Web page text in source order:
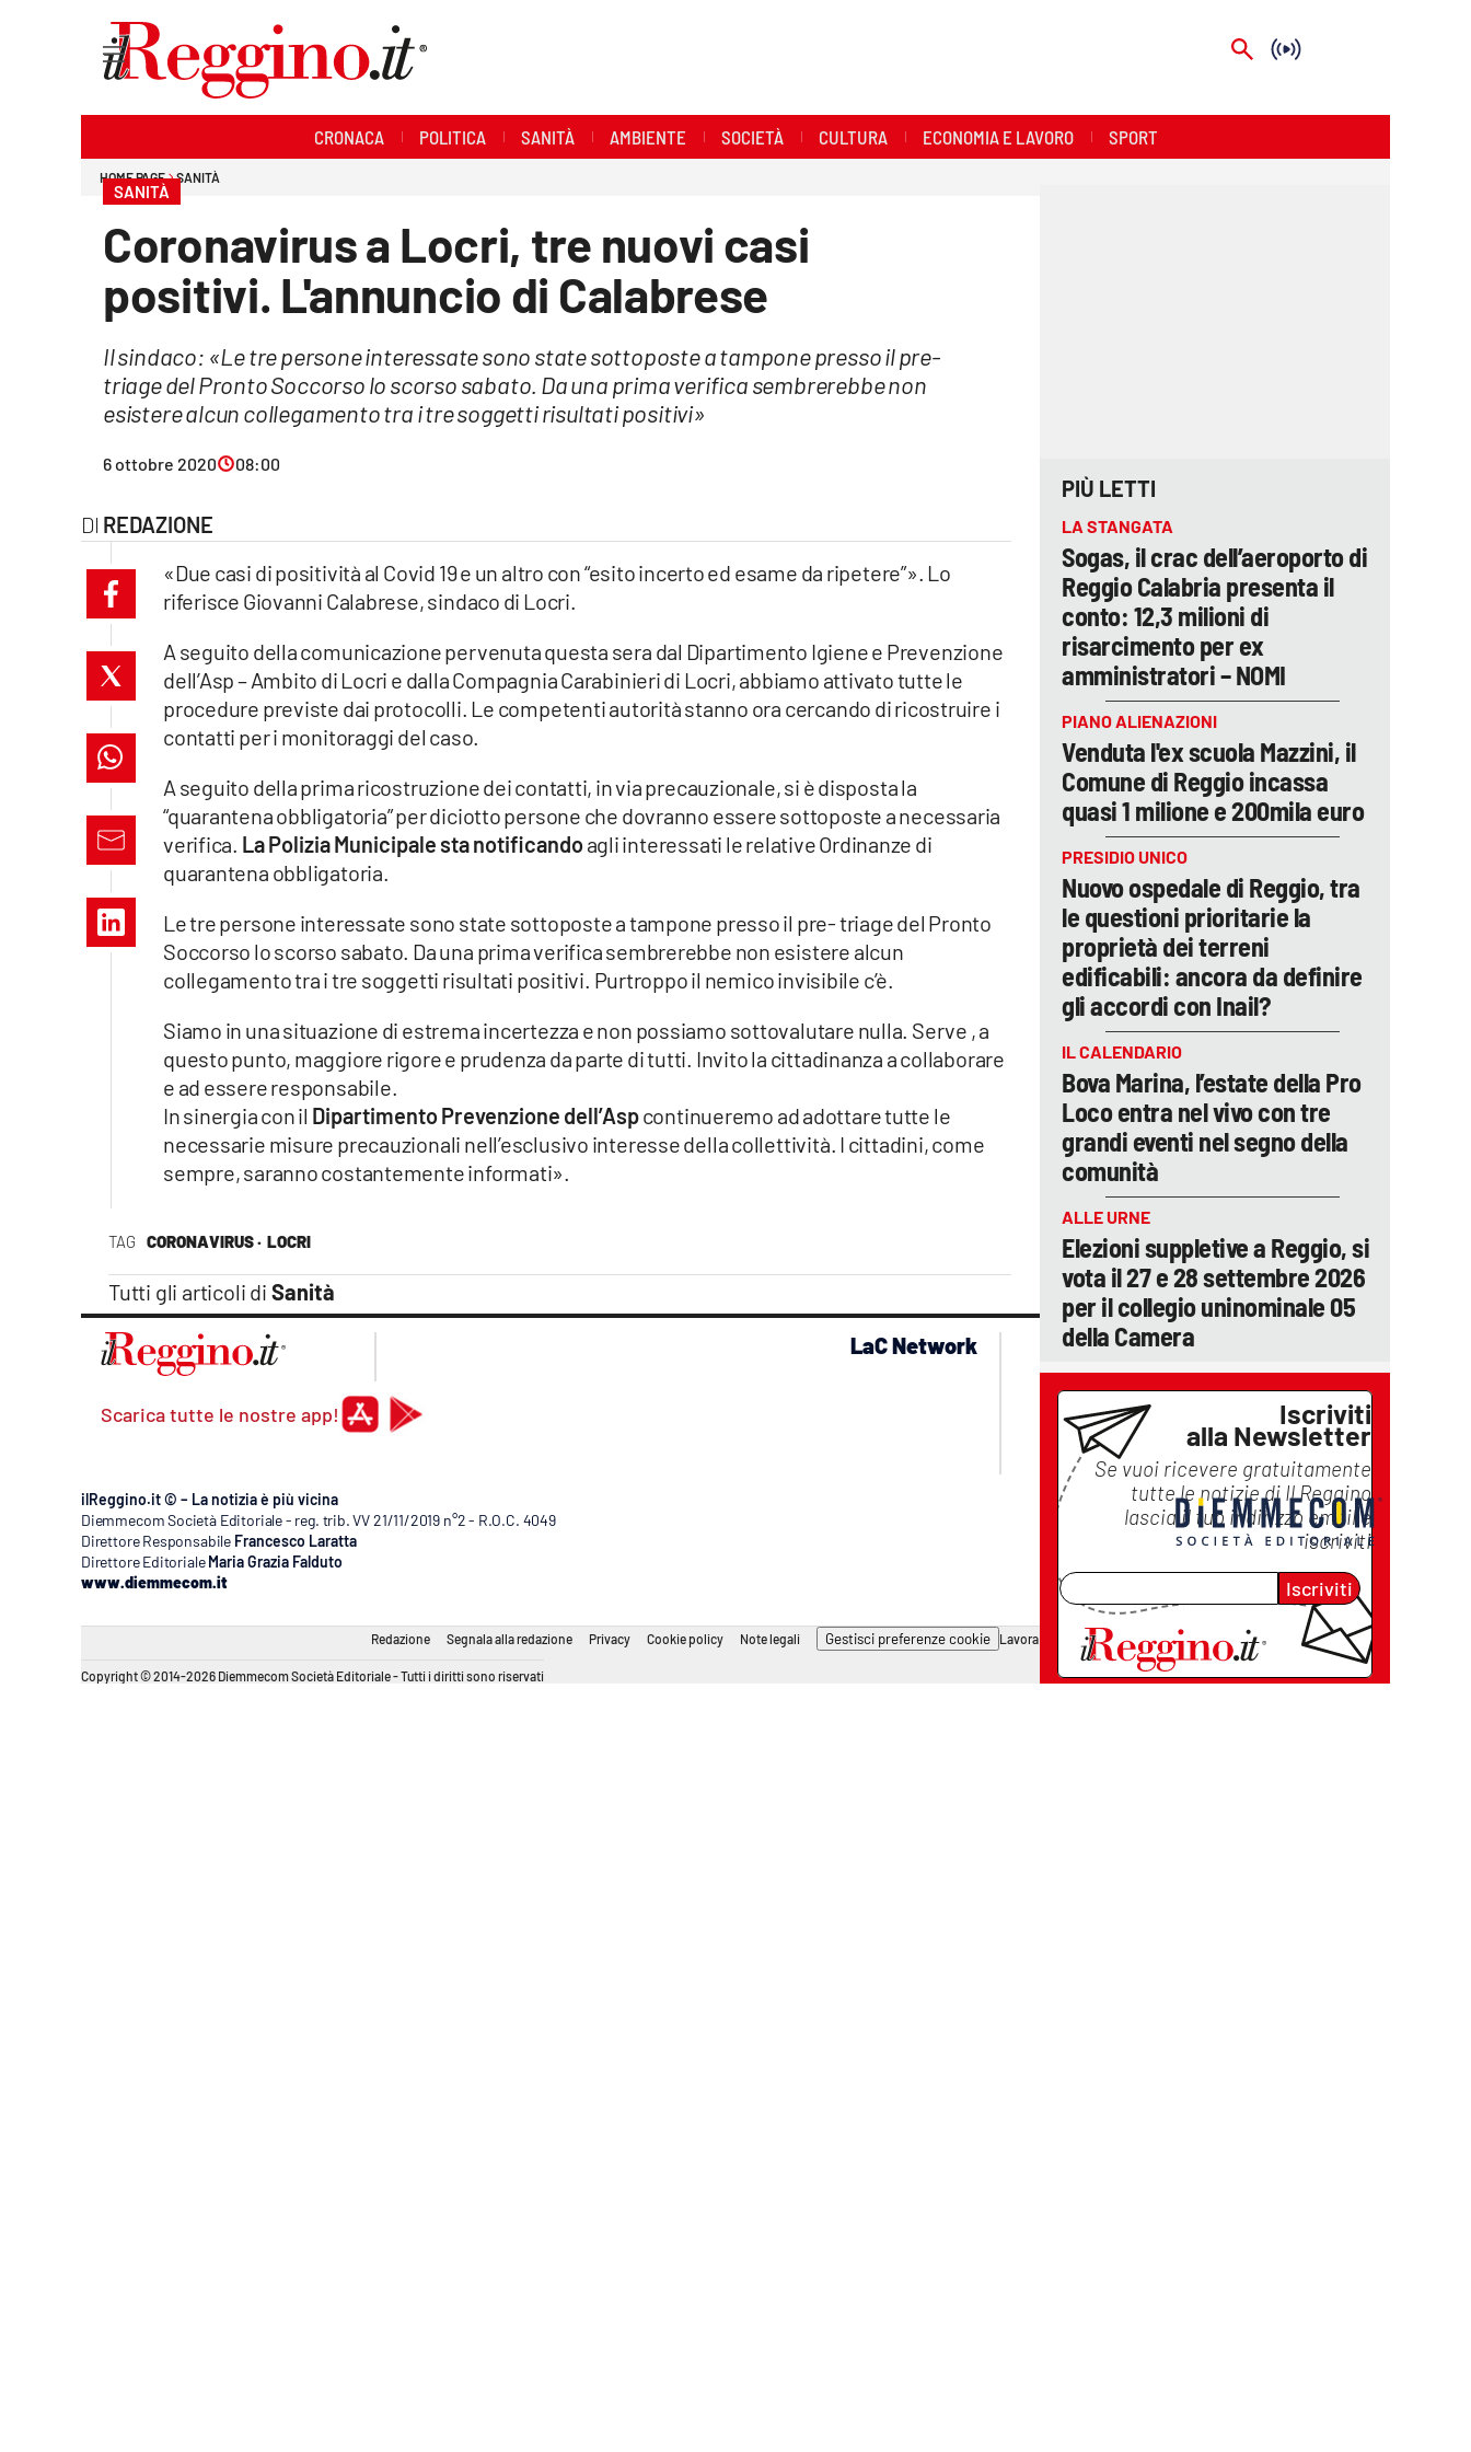
Economia e lavoro
lacapitalenews.it
CRONACA POLITICA SANITÀ AMBIENTE SOCIETÀ CULTURA ECONOMIA E LAVORO SPORT
HOME PAGE SANITÀ
SANITÀ
Coronavirus a Locri, tre nuovi casi
positivi. L'annuncio di Calabrese
Il sindaco: «Le tre persone interessate sono state sottoposte a tampone presso il pre-
triage del Pronto Soccorso lo scorso sabato. Da una prima verifica sembrerebbe non
esistere alcun collegamento tra i tre soggetti risultati positivi»
6 ottobre 2020 08:00
REDAZIONE
TAG CORONAVIRUS · LOCRI
Tutti gli articoli di Sanità
«Due casi di positività al Covid 19 e un altro con “esito incerto ed esame da ripetere”». Lo
riferisce Giovanni Calabrese, sindaco di Locri.
A seguito della comunicazione pervenuta questa sera dal Dipartimento Igiene e Prevenzione
dell’Asp – Ambito di Locri e dalla Compagnia Carabinieri di Locri, abbiamo attivato tutte le
procedure previste dai protocolli. Le competenti autorità stanno ora cercando di ricostruire i
contatti per i monitoraggi del caso.
A seguito della prima ricostruzione dei contatti, in via precauzionale, si è disposta la
“quarantena obbligatoria” per diciotto persone che dovranno essere sottoposte a necessaria
verifica. La Polizia Municipale sta notificandoagli interessati le relative Ordinanze di
quarantena obbligatoria.
Le tre persone interessate sono state sottoposte a tampone presso il pre- triage del Pronto
Soccorso lo scorso sabato. Da una prima verifica sembrerebbe non esistere alcun
collegamento tra i tre soggetti risultati positivi. Purtroppo il nemico invisibile c’è.
Siamo in una situazione di estrema incertezza e non possiamo sottovalutare nulla. Serve , a
questo punto, maggiore rigore e prudenza da parte di tutti. Invito la cittadinanza a collaborare
e ad essere responsabile.
In sinergia con il Dipartimento Prevenzione dell’Aspcontinueremo ad adottare tutte le
necessarie misure precauzionali nell’esclusivo interesse della collettività. I cittadini, come
sempre, saranno costantemente informati».
PIÙ LETTI
LA STANGATA
Sogas, il crac dell’aeroporto di
Reggio Calabria presenta il
conto: 12,3 milioni di
risarcimento per ex
amministratori – NOMI
PIANO ALIENAZIONI
Venduta l'ex scuola Mazzini, il
Comune di Reggio incassa
quasi 1 milione e 200mila euro
PRESIDIO UNICO
Nuovo ospedale di Reggio, tra
le questioni prioritarie la
proprietà dei terreni
edificabili: ancora da definire
gli accordi con Inail?
IL CALENDARIO
Bova Marina, l’estate della Pro
Loco entra nel vivo con tre
grandi eventi nel segno della
comunità
ALLE URNE
Elezioni suppletive a Reggio, si
vota il 27 e 28 settembre 2026
per il collegio uninominale 05
della Camera
Iscriviti
alla Newsletter
Se vuoi ricevere gratuitamente
tutte le notizie di Il Reggino
lascia il tuo indirizzo email e
iscriviti
Iscriviti
Scarica tutte le nostre app!
LaC Network
lacplay.it
lactv.it
laconair.it
lacapitalenews.it
cosenzachannel.it
ilvibonese.it
catanzarochannel.it
ilReggino.it © – La notizia è più vicina
Diemmecom Società Editoriale - reg. trib. VV 21/11/2019 n°2 - R.O.C. 4049
Direttore Responsabile Francesco Laratta
Direttore Editoriale Maria Grazia Falduto
www.diemmecom.it
Redazione Segnala alla redazione Privacy Cookie policy Note legali Gestisci preferenze cookie Lavora con noi
Copyright © 2014-2026 Diemmecom Società Editoriale - Tutti i diritti sono riservati